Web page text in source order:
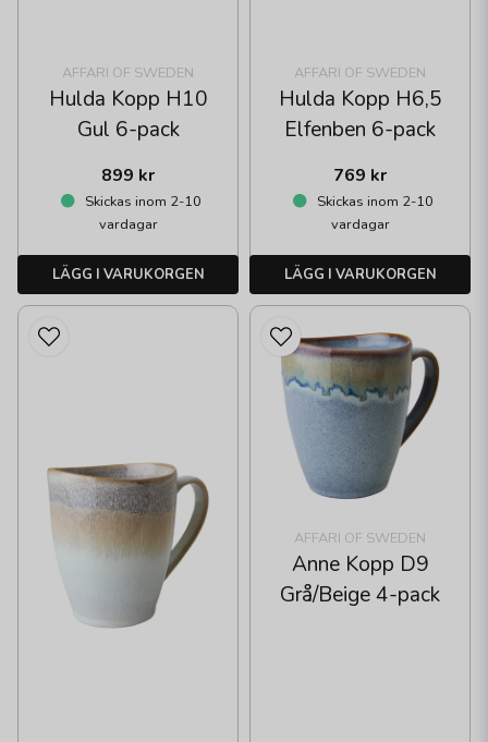
AFFARI OF SWEDEN
Hulda Kopp H10
Gul 6-pack
899 kr
Skickas inom 2-10
vardagar
LÄGG I VARUKORGEN
AFFARI OF SWEDEN
Hulda Kopp H6,5
Elfenben 6-pack
769 kr
Skickas inom 2-10
vardagar
LÄGG I VARUKORGEN
AFFARI OF SWEDEN
Anne Kopp D9
Grå/Beige 4-pack